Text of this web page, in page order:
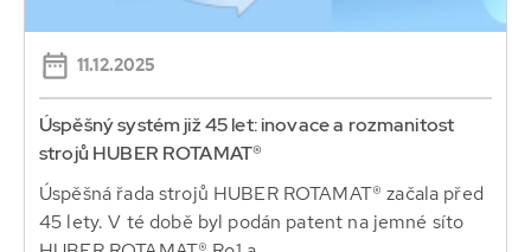
11.12.2025
Úspěšný systém již 45 let: inovace a rozmanitost
strojů HUBER ROTAMAT®
Úspěšná řada strojů HUBER ROTAMAT® začala před
45 lety. V té době byl podán patent na jemné síto